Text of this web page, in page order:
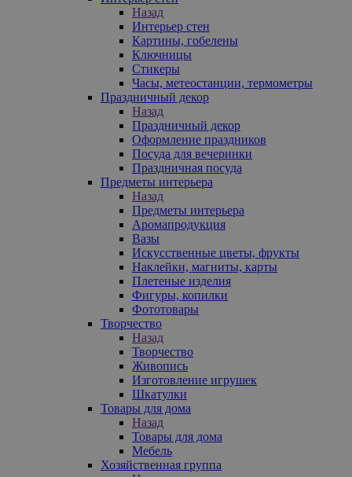
Назад
Интерьер стен
Картины, гобелены
Ключницы
Стикеры
Часы, метеостанции, термометры
Праздничный декор
Назад
Праздничный декор
Оформление праздников
Посуда для вечеринки
Праздничная посуда
Предметы интерьера
Назад
Предметы интерьера
Аромапродукция
Вазы
Искусственные цветы, фрукты
Наклейки, магниты, карты
Плетеные изделия
Фигуры, копилки
Фототовары
Творчество
Назад
Творчество
Живопись
Изготовление игрушек
Шкатулки
Товары для дома
Назад
Товары для дома
Мебель
Хозяйственная группа